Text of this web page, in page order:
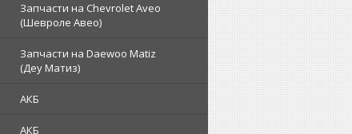
Запчасти на Chevrolet Aveo
(Шевроле Авео)
Запчасти на Daewoo Matiz
(Деу Матиз)
АКБ
АКБ